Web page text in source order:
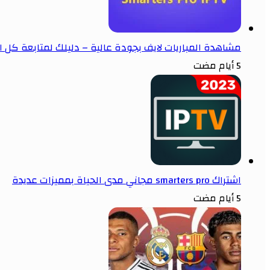
مشاهدة المباريات لايف بجودة عالية – دليلك لمتابعة كل
5 أيام مضت
اشتراك smarters pro مجاني مدى الحياة بمميزات عديدة
5 أيام مضت